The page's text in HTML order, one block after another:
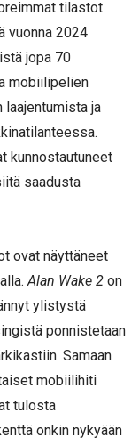
tilastot
vuonna 2024
jopa 70
mobiilipelien
laajentumista ja
kunnostautuneet
saadusta
ovat näyttäneet
Alan Wake 2 on
ylistystä
ponnistetaan
Samaan
mobiilihiti
tulosta
onkin nykyään